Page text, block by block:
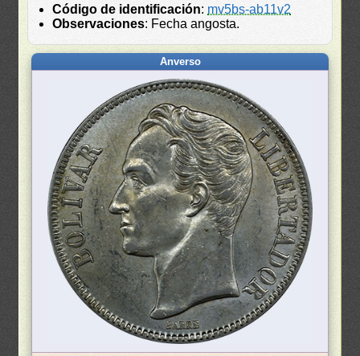
Código de identificación: mv5bs-ab11v2
Observaciones: Fecha angosta.
Anverso